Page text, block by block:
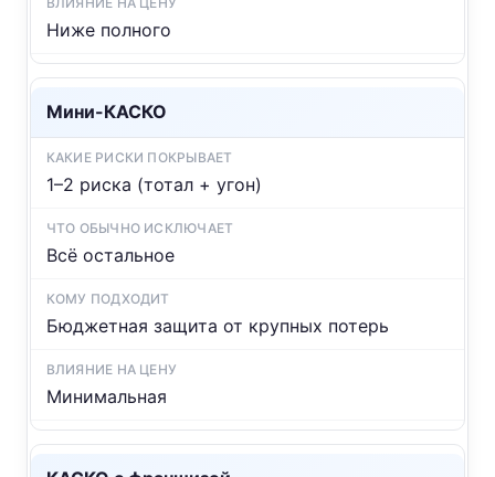
Ниже полного
Мини-КАСКО
1–2 риска (тотал + угон)
Всё остальное
Бюджетная защита от крупных потерь
Минимальная